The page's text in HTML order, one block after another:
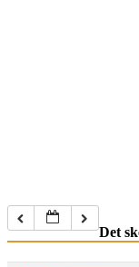
Det